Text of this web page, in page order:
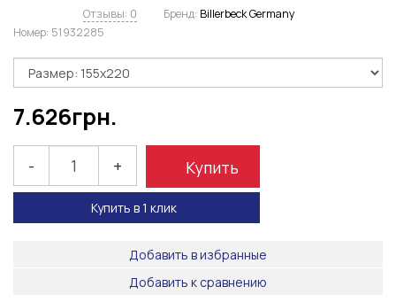
Отзывы: 0 Бренд: Billerbeck Germany
Номер: 51932285
7.626грн.
- + Купить
Купить в 1 клик
Добавить в избранные
Добавить к сравнению